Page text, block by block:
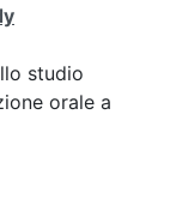
studio
orale a